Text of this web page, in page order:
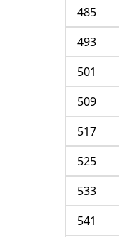
485
493
501
509
517
525
533
541